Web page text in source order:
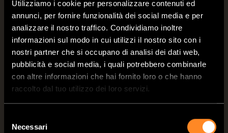
Utilizziamo i cookie per personalizzare contenuti ed
annunci, per fornire funzionalità dei social media e per
analizzare il nostro traffico. Condividiamo inoltre
informazioni sul modo in cui utilizzi il nostro sito con i
nostri partner che si occupano di analisi dei dati web,
pubblicità e social media, i quali potrebbero combinarle
con altre informazioni che hai fornito loro o che hanno
raccolto dal tuo utilizzo dei loro servizi.
delNecessari
Dörnbergstr. 15/ 17
34233 Fuldatal, Kassel
Germany (DE)
Chiama il rivenditore